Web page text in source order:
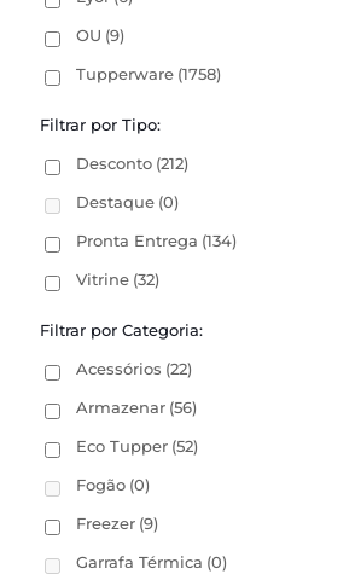
OU (9)
Tupperware (1758)
Filtrar por Tipo:
Desconto (212)
Destaque (0)
Pronta Entrega (134)
Vitrine (32)
Filtrar por Categoria:
Acessórios (22)
Armazenar (56)
Eco Tupper (52)
Fogão (0)
Freezer (9)
Garrafa Térmica (0)